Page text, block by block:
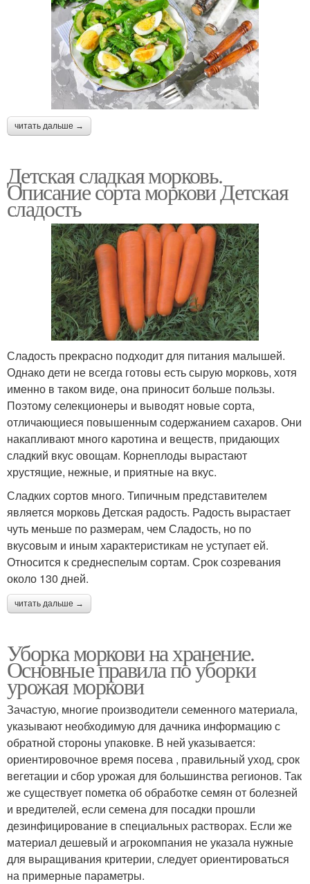
читать дальше →
Детская сладкая морковь.
Описание сорта моркови Детская
сладость
Сладость прекрасно подходит для питания малышей.
Однако дети не всегда готовы есть сырую морковь, хотя
именно в таком виде, она приносит больше пользы.
Поэтому селекционеры и выводят новые сорта,
отличающиеся повышенным содержанием сахаров. Они
накапливают много каротина и веществ, придающих
сладкий вкус овощам. Корнеплоды вырастают
хрустящие, нежные, и приятные на вкус.
Сладких сортов много. Типичным представителем
является морковь Детская радость. Радость вырастает
чуть меньше по размерам, чем Сладость, но по
вкусовым и иным характеристикам не уступает ей.
Относится к среднеспелым сортам. Срок созревания
около 130 дней.
читать дальше →
Уборка моркови на хранение.
Основные правила по уборки
урожая моркови
Зачастую, многие производители семенного материала,
указывают необходимую для дачника информацию с
обратной стороны упаковке. В ней указывается:
ориентировочное время посева , правильный уход, срок
вегетации и сбор урожая для большинства регионов. Так
же существует пометка об обработке семян от болезней
и вредителей, если семена для посадки прошли
дезинфицирование в специальных растворах. Если же
материал дешевый и агрокомпания не указала нужные
для выращивания критерии, следует ориентироваться
на примерные параметры.